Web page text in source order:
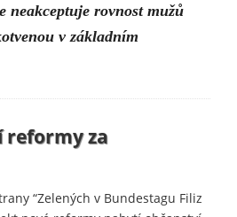
neakceptuje rovnost mužů
v základním
reformy za
“Zelených v Bundestagu Filiz